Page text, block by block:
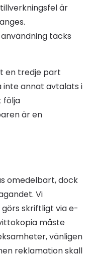
är
täcks
en tredje part
inte annat avtalats i
följa
är en
omedelbart, dock
Vi
skriftligt via e-
måste
vänligen
reklamation skall